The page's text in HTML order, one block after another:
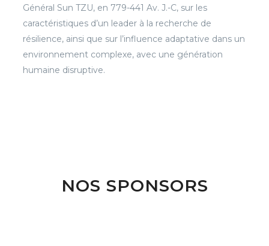
Général Sun TZU, en 779-441 Av. J.-C, sur les
caractéristiques d’un leader à la recherche de
résilience, ainsi que sur l’influence adaptative dans un
environnement complexe, avec une génération
humaine disruptive.
NOS SPONSORS